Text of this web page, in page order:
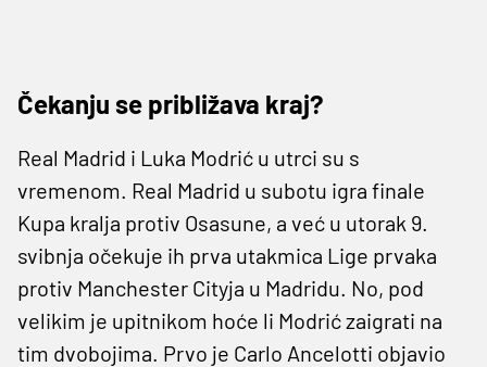
Čekanju se približava kraj?
Real Madrid i Luka Modrić u utrci su s
vremenom. Real Madrid u subotu igra finale
Kupa kralja protiv Osasune, a već u utorak 9.
svibnja očekuje ih prva utakmica Lige prvaka
protiv Manchester Cityja u Madridu. No, pod
velikim je upitnikom hoće li Modrić zaigrati na
tim dvobojima. Prvo je Carlo Ancelotti objavio